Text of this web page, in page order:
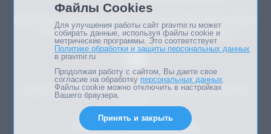
Републикация материалов сайта в печатных изданиях (книгах, прессе)
возможна только с письменного разрешения редакции.
Мнение авторов статей портала может не совпадать с позицией
Дизайн сайта -
Файлы Cookies
Для улучшения работы сайт pravmir.ru может
собирать данные, используя файлы cookie и
метрические программы. Это соответствует
Политике обработки и защиты персональных данных
в pravmir.ru
Продолжая работу с сайтом, Вы даете свое
согласие на обработку персональных данных.
Файлы cookie можно отключить в настройках
Вашего браузера.
Принять и закрыть